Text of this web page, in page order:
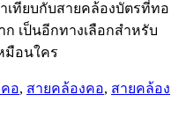
เทียบกับสายคล้องบัตรที่ทอ
เป็นอีกทางเลือกสำหรับ
มือนใคร
อ, สายคล้องคอ, สายคล้อง